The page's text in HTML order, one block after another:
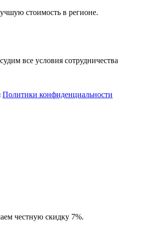
стоимость в регионе.
все условия сотрудничества
Политики конфиденциальности
честную скидку 7%.